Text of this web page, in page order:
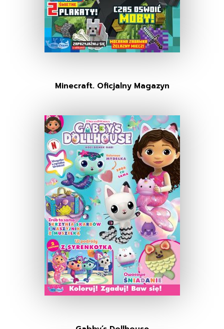
Minecraft. Oficjalny Magazyn